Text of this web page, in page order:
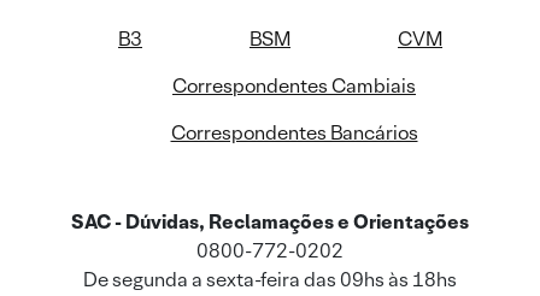
B3 BSM
CVM
Correspondentes Cambiais
Correspondentes Bancários
SAC - Dúvidas, Reclamações e Orientações
0800-772-0202
De segunda a sexta-feira das 09hs às 18hs